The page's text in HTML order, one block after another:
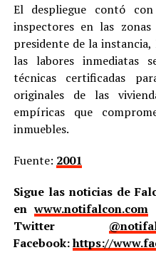
El despliegue contó
inspectores en las
presidente de la instancia,
las labores inmediatas
técnicas certificadas
originales de las
empíricas que
inmuebles.
Fuente: 2001
Sigue las noticias de
enwww.notifalcon.com
Twitter
Facebook:https://